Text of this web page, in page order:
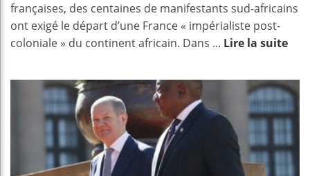
françaises, des centaines de manifestants sud-africains
ont exigé le départ d’une France « impérialiste post-
coloniale » du continent africain. Dans ... Lire la suite